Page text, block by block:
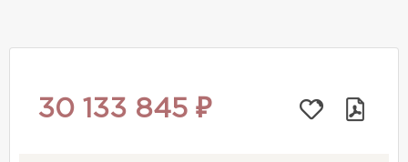
30 133 845 ₽